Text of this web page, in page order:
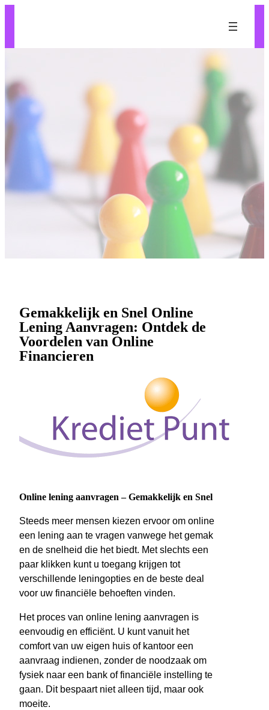
Gemakkelijk en Snel Online
Lening Aanvragen: Ontdek de
Voordelen van Online
Financieren
Online lening aanvragen – Gemakkelijk en Snel
Steeds meer mensen kiezen ervoor om online
een lening aan te vragen vanwege het gemak
en de snelheid die het biedt. Met slechts een
paar klikken kunt u toegang krijgen tot
verschillende leningopties en de beste deal
voor uw financiële behoeften vinden.
Het proces van online lening aanvragen is
eenvoudig en efficiënt. U kunt vanuit het
comfort van uw eigen huis of kantoor een
aanvraag indienen, zonder de noodzaak om
fysiek naar een bank of financiële instelling te
gaan. Dit bespaart niet alleen tijd, maar ook
moeite.